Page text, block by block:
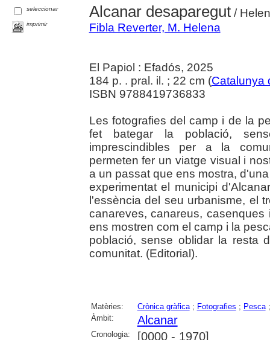
seleccionar
imprimir
Alcanar desaparegut/
Fibla Reverter, M. Helena
El Papiol : Efadós, 2025
184 p. . pral. il. ; 22 cm (Catalunya
ISBN 9788419736833
Les fotografies del camp i de la
fet bategar la població,
imprescindibles per a la
permeten fer un viatge visual i
a un passat que ens mostra,
experimentat el municipi
l'essència del seu urbanisme, el
canareves, canareus,
ens mostren com el camp i la
població, sense oblidar la resta
comunitat. (Editorial).
Matèries: Crònica gràfica; Fotografies ; Pesca
Àmbit:
Alcanar
Cronologia: [0000 - 1970]